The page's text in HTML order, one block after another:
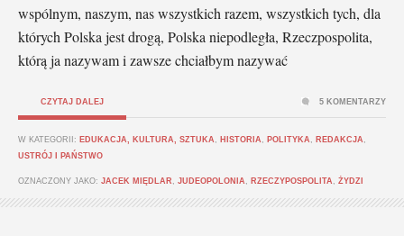
wspólnym, naszym, nas wszystkich razem, wszystkich tych, dla
których Polska jest drogą, Polska niepodległa, Rzeczpospolita,
którą ja nazywam i zawsze chciałbym nazywać
CZYTAJ DALEJ
W KATEGORII: EDUKACJA, KULTURA, SZTUKA HISTORIA POLITYKA REDAKCJA
USTRÓJ I PAŃSTWO
OZNACZONY JAKO: JACEK MIĘDLAR JUDEOPOLONIA RZECZYPOSPOLITA ŻYDZI
5 KOMENTARZY